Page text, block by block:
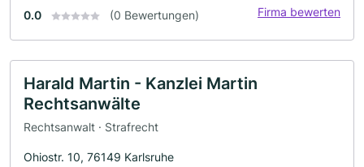
0.0 (0 Bewertungen) Firma bewerten
Harald Martin - Kanzlei Martin
Rechtsanwälte
Rechtsanwalt · Strafrecht
Ohiostr. 10, 76149 Karlsruhe